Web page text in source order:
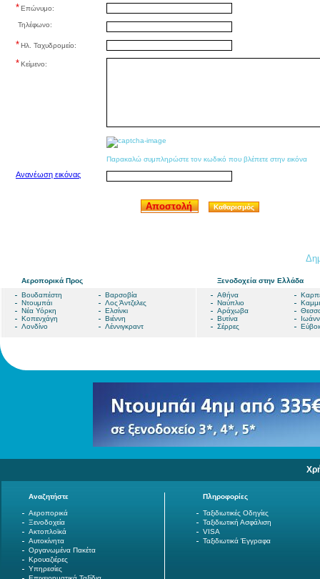
*Επώνυμο:
Τηλέφωνο:
*Ηλ. Ταχυδρομείο:
*Κείμενο:
Παρακαλώ συμπληρώστε τον κωδικό που βλέπετε στην εικόνα
Ανανέωση εικόνας
Αποστολή Καθαρισμός
Αεροπορικά Προς
Βουδαπέστη
Βαρσοβία
Ντουμπάι
Λος Άντζελες
Νέα Υόρκη
Ελσίνκι
Κοπενχάγη
Βιέννη
Λονδίνο
Λέννιγκραντ
Ξενοδοχεία στην Ελλάδα
Αθήνα
Ναύπλιο
Αράχωβα
Βυτίνα
Σέρρες
Αναζητήστε
Αεροπορικά
Ξενοδοχεία
Ακτοπλοϊκά
Αυτοκίνητα
Οργανωμένα Πακέτα
Κρουαζιέρες
Υπηρεσίες
Πληροφορίες
Ταξιδιωτικές Οδηγίες
Ταξιδιωτική Ασφάλιση
VISA
Ταξιδιωτικά Έγγραφα